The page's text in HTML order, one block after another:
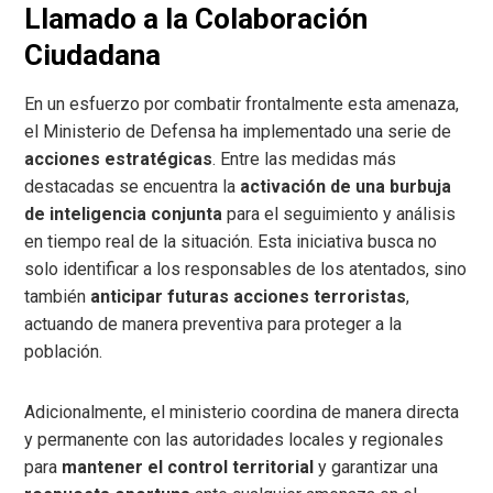
Llamado a la Colaboración
Ciudadana
En un esfuerzo por combatir frontalmente esta amenaza,
el Ministerio de Defensa ha implementado una serie de
acciones estratégicas. Entre las medidas más
destacadas se encuentra la activación de una burbuja
de inteligencia conjunta para el seguimiento y análisis
en tiempo real de la situación. Esta iniciativa busca no
solo identificar a los responsables de los atentados, sino
también anticipar futuras acciones terroristas,
actuando de manera preventiva para proteger a la
población.
Adicionalmente, el ministerio coordina de manera directa
y permanente con las autoridades locales y regionales
para mantener el control territorial y garantizar una